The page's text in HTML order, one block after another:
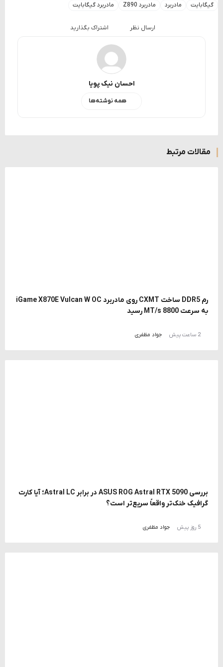
گیگابایت
مادربرد مادربرد Z890 مادربرد گیگابایت
ارسال نظر اشتراک بگذارید
احسان نیک پویا
همه نوشته‌ها
مقالات مرتبط
رم DDR5 ساخت CXMT روی مادربرد iGame X870E Vulcan W OC
به سرعت 8800 MT/s رسید
2 ساعت پیش جواد مظفری
بررسی ASUS ROG Astral RTX 5090 در برابر Astral LC؛ آیا کارت
گرافیک خنک‌تر واقعاً سریع‌تر است؟
5 روز پیش جواد مظفری